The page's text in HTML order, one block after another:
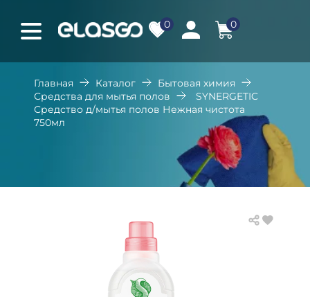
0 0
Главная Каталог
Бытовая химия
Средства для мытья полов
SYNERGETIC
Средство д/мытья полов Нежная чистота
750мл